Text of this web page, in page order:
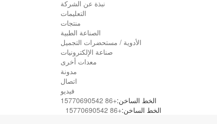
نبذة عن الشركة
التعليمات
منتجات
الصناعة الطبية
الأدوية / مستحضرات التجميل
صناعة الإلكترونيات
معدات أخرى
مدونة
اتصال
فيديو
الخط الساخن:+86 15770690542
الخط الساخن:+86 15770690542